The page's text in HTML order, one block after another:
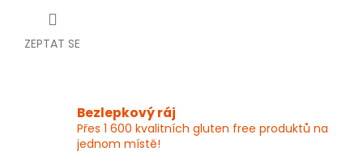
ZEPTAT SE
Bezlepkový ráj
Přes 1 600 kvalitních gluten free produktů na
jednom místě!